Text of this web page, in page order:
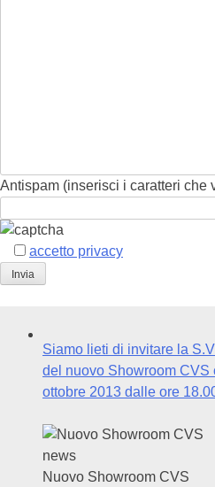
Antispam (inserisci i caratteri che
accetto privacy
Siamo lieti di invitare la
del nuovo Showroom CVS
ottobre 2013 dalle ore
news
Nuovo Showroom CVS